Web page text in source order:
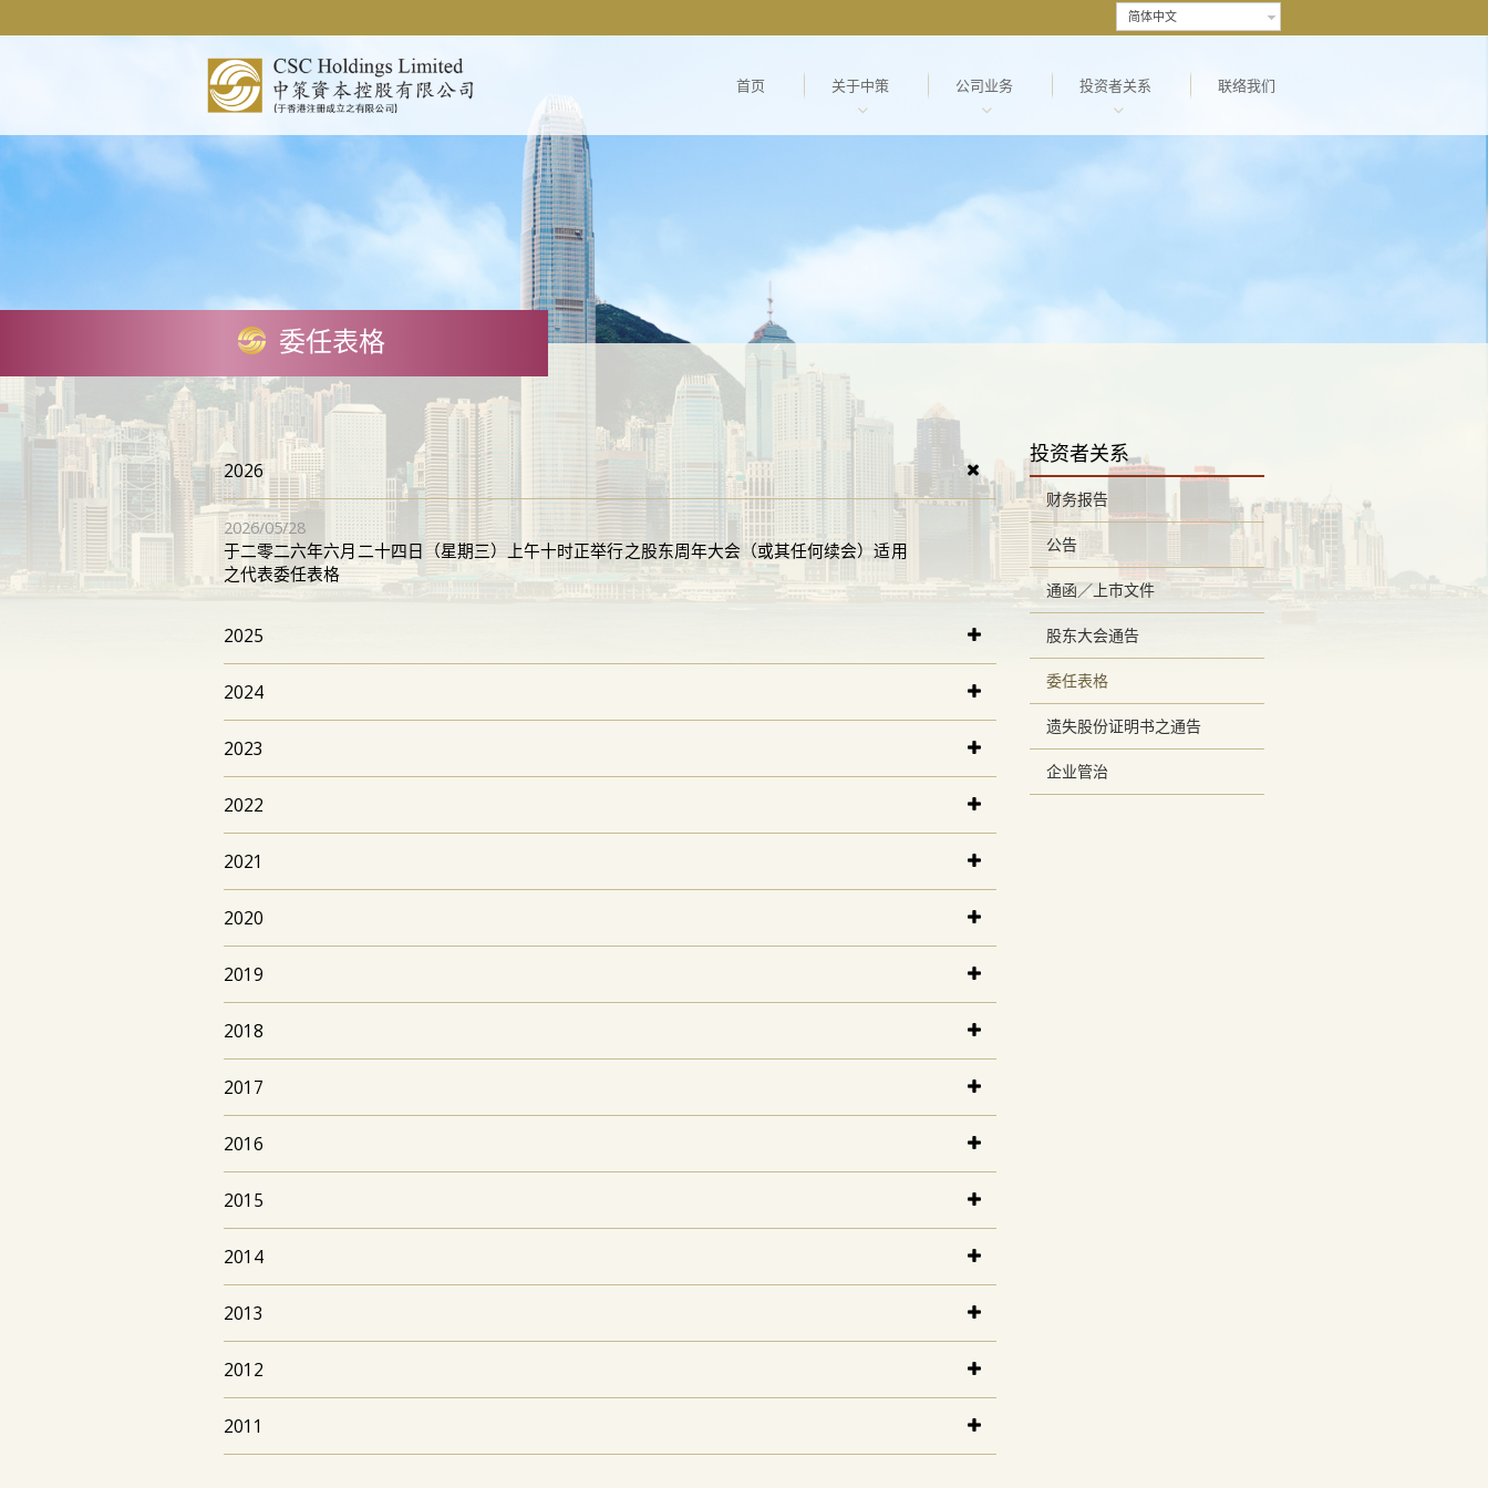
简体中文
首页 关于中策 公司业务 投资者关系 联络我们
委任表格
2026
2026/05/28
于二零二六年六月二十四日（星期三）上午十时正举行之股东周年大会（或其任何续会）适用
之代表委任表格
2025
2024
2023
2022
2021
2020
2019
2018
2017
2016
2015
2014
2013
2012
2011
投资者关系
财务报告
公告
通函／上巿文件
股东大会通告
委任表格
遗失股份证明书之通告
企业管治